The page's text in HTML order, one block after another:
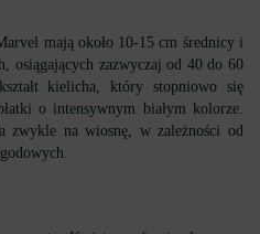
mają około 10-15 cm średnicy i
osiągających zazwyczaj od 40 do 60
kielicha, który stopniowo się
o intensywnym białym kolorze.
zwykle na wiosnę, w zależności od